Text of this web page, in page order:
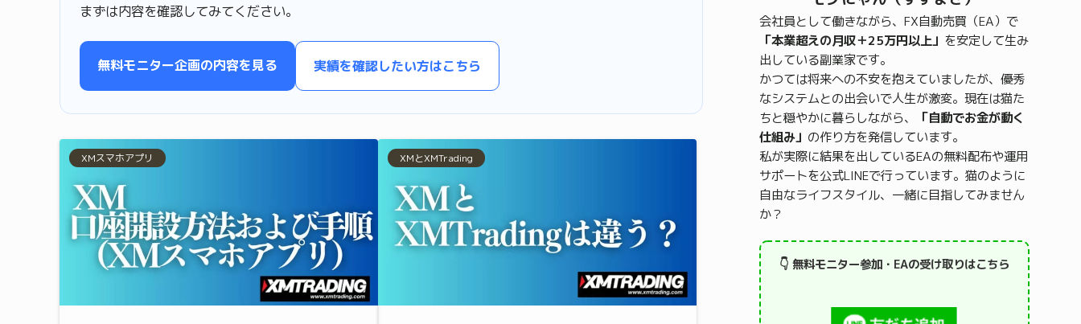
まずは内容を確認してみてください。
無料モニター企画の内容を見る 実績を確認したい方はこちら
XMスマホアプリ XMとXMTrading
会社員として働きながら、FX自動売買（EA）で
「本業超えの月収＋25万円以上」 を安定して生み
出している副業家です。
かつては将来への不安を抱えていましたが、優秀
なシステムとの出会いで人生が激変。現在は猫た
ちと穏やかに暮らしながら、
「自動でお金が動く
仕組み」 の作り方を発信しています。
私が実際に結果を出しているEAの無料配布や運用
サポートを公式LINEで行っています。猫のように
自由なライフスタイル、一緒に目指してみません
か？
👇 無料モニター参加・EAの受け取りはこちら